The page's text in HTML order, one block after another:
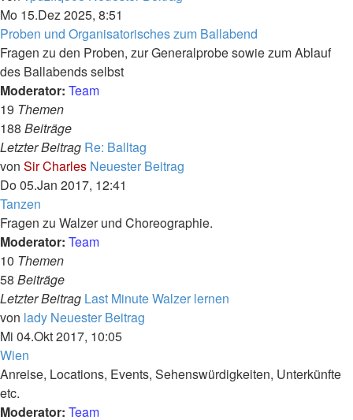
Mo 15.Dez 2025, 8:51
Proben und Organisatorisches zum Ballabend
Fragen zu den Proben, zur Generalprobe sowie zum Ablauf
des Ballabends selbst
Moderator: Team
19 Themen
188 Beiträge
Letzter Beitrag Re: Balltag
von Sir Charles Neuester Beitrag
Do 05.Jan 2017, 12:41
Tanzen
Fragen zu Walzer und Choreographie.
Moderator: Team
10 Themen
58 Beiträge
Letzter Beitrag Last Minute Walzer lernen
von lady Neuester Beitrag
Mi 04.Okt 2017, 10:05
Wien
Anreise, Locations, Events, Sehenswürdigkeiten, Unterkünfte
etc.
Moderator: Team